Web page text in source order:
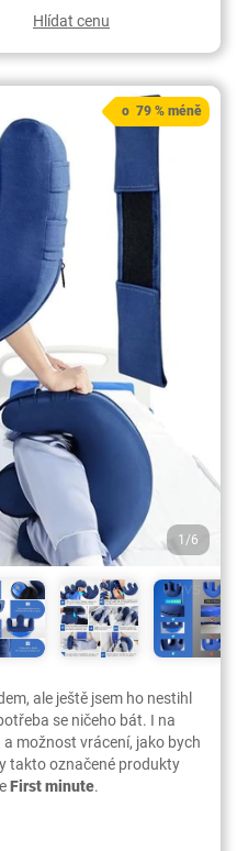
Hlídat cenu
1/6
o 79 % méně
ale ještě jsem ho nestihl
se ničeho bát. I na
možnost vrácení, jako bych
takto označené produkty
First minute.